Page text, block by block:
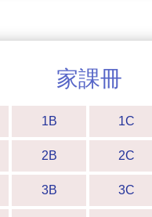
家課冊
1B 1C
2B 2C
3B 3C